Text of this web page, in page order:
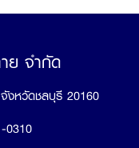
ย จำกัด
งหวัดชลบุรี 20160
0310